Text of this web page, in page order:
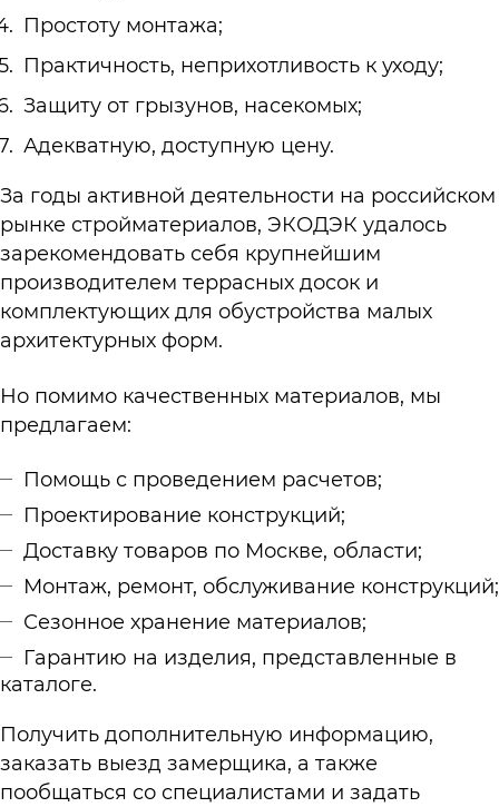
Простоту монтажа;
Практичность, неприхотливость к уходу;
Защиту от грызунов, насекомых;
Адекватную, доступную цену.
За годы активной деятельности на российском
рынке стройматериалов, ЭКОДЭК удалось
зарекомендовать себя крупнейшим
производителем террасных досок и
комплектующих для обустройства малых
архитектурных форм.
Но помимо качественных материалов, мы
предлагаем:
Помощь с проведением расчетов;
Проектирование конструкций;
Доставку товаров по Москве, области;
Монтаж, ремонт, обслуживание конструкций;
Сезонное хранение материалов;
Гарантию на изделия, представленные в
каталоге.
Получить дополнительную информацию,
заказать выезд замерщика, а также
пообщаться со специалистами и задать